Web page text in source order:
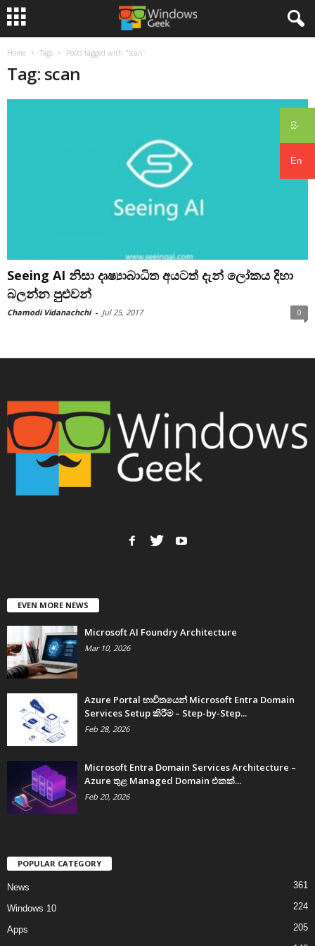
සිං
En
Home Tags Posts tagged with "scan"
Tag: scan
Seeing AI නිසා දෘෂ්‍යාබාධිත අයටත් දැන් ලෝකය දිහා
බලන්න පුළුවන්
Chamodi Vidanachchi - Jul 25, 2017 0
EVEN MORE NEWS
Microsoft AI Foundry Architecture
Mar 10, 2026
Azure Portal භාවිතයෙන් Microsoft Entra Domain
Services Setup කිරීම – Step-by-Step...
Feb 28, 2026
Microsoft Entra Domain Services Architecture –
Azure තුළ Managed Domain එකක්...
Feb 20, 2026
POPULAR CATEGORY
News 361
Windows 10 224
Apps 205